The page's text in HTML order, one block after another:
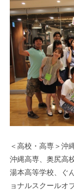
者
の
高
校
一
覧
24
日
by
＜高校・高専＞沖
沖縄高専、奥尻高
湯本高等学校、ぐ
ョナルスクールオ